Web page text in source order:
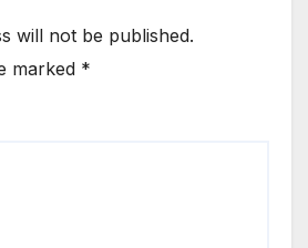
will not be published.
marked *